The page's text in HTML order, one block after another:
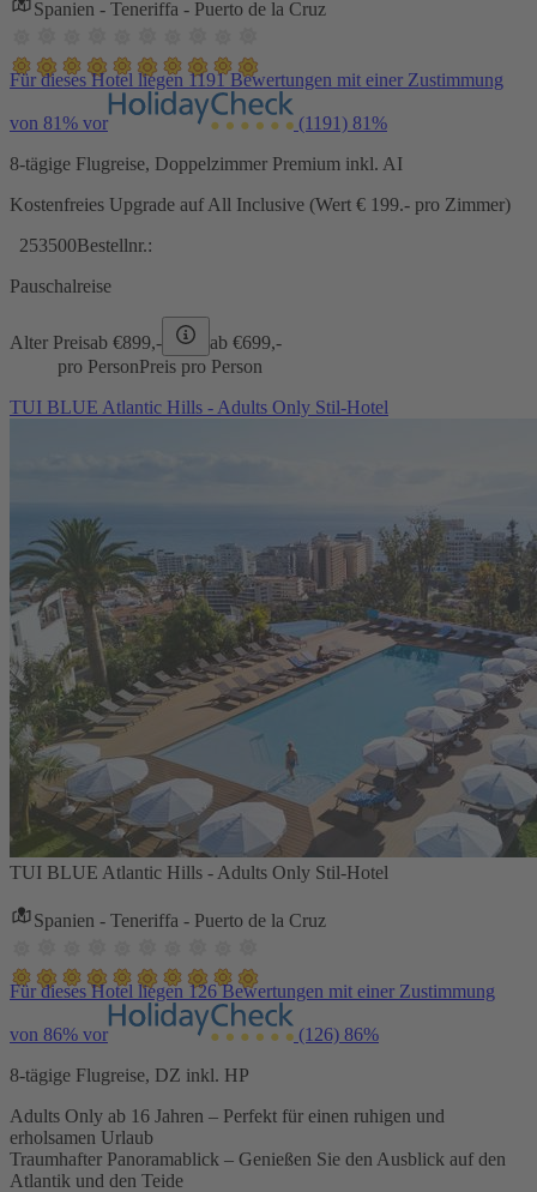
Spanien - Teneriffa - Puerto de la Cruz
Für dieses Hotel liegen 1191 Bewertungen mit einer Zustimmung
von 81% vor (1191) 81%
8-tägige Flugreise, Doppelzimmer Premium inkl. AI
Kostenfreies Upgrade auf All Inclusive (Wert € 199.- pro Zimmer)
253500Bestellnr.:
Pauschalreise
Alter Preisab €899,- ab €699,-
pro PersonPreis pro Person
TUI BLUE Atlantic Hills - Adults Only Stil-Hotel
TUI BLUE Atlantic Hills - Adults Only Stil-Hotel
Spanien - Teneriffa - Puerto de la Cruz
Für dieses Hotel liegen 126 Bewertungen mit einer Zustimmung
von 86% vor (126) 86%
8-tägige Flugreise, DZ inkl. HP
Adults Only ab 16 Jahren – Perfekt für einen ruhigen und
erholsamen Urlaub
Traumhafter Panoramablick – Genießen Sie den Ausblick auf den
Atlantik und den Teide